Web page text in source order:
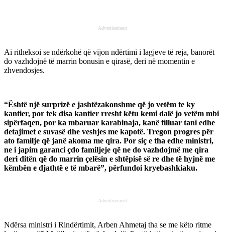
Advertisement
Ai ritheksoi se ndërkohë që vijon ndërtimi i lagjeve të reja, banorët
do vazhdojnë të marrin bonusin e qirasë, deri në momentin e
zhvendosjes.
“Është një surprizë e jashtëzakonshme që jo vetëm te ky
kantier, por tek disa kantier rresht këtu kemi dalë jo vetëm mbi
sipërfaqen, por ka mbaruar karabinaja, kanë filluar tani edhe
detajimet e suvasë dhe veshjes me kapotë. Tregon progres për
ato familje që janë akoma me qira. Por siç e tha edhe ministri,
ne i japim garanci çdo familjeje që ne do vazhdojmë me qira
deri ditën që do marrin çelësin e shtëpisë së re dhe të hyjnë me
këmbën e djathtë e të mbarë”, përfundoi kryebashkiaku.
Advertisement
Ndërsa ministri i Rindërtimit, Arben Ahmetaj tha se me këto ritme